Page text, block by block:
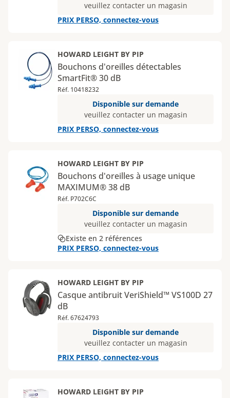
veuillez contacter un magasin
PRIX PERSO, connectez-vous
HOWARD LEIGHT BY PIP
Bouchons d'oreilles détectables
SmartFit® 30 dB
Réf. 10418232
Disponible sur demande
veuillez contacter un magasin
PRIX PERSO, connectez-vous
HOWARD LEIGHT BY PIP
Bouchons d'oreilles à usage unique
MAXIMUM® 38 dB
Réf. P702C6C
Disponible sur demande
veuillez contacter un magasin
Existe en 2 références
PRIX PERSO, connectez-vous
HOWARD LEIGHT BY PIP
Casque antibruit VeriShield™ VS100D 27
dB
Réf. 67624793
Disponible sur demande
veuillez contacter un magasin
PRIX PERSO, connectez-vous
HOWARD LEIGHT BY PIP